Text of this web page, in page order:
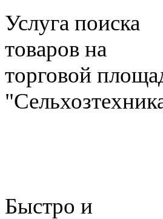
Услуга поиска
товаров на
торговой
Быстро и